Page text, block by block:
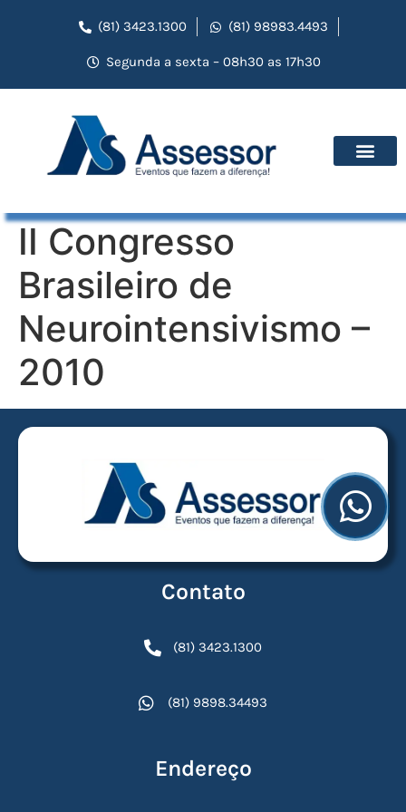
(81) 3423.1300 (81) 98983.4493
Segunda a sexta – 08h30 as 17h30
II Congresso
Brasileiro de
Neurointensivismo –
2010
Contato
(81) 3423.1300
(81) 9898.34493
Endereço